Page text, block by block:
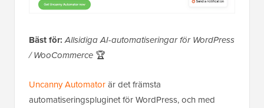
Bäst för:Allsidiga AI-automatiseringar för WordPress
/ WooCommerce 🏆
Uncanny Automatorär det främsta
automatiseringspluginet för WordPress, och med